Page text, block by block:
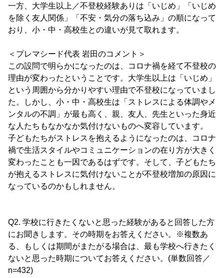
一方、大学生以上／不登校経験ありは「いじめ」「いじめ
を除く友人関係」「不安・気分の落ち込み」の順になって
おり、小・中・高校生との違いが見て取れます。
＜プレマシード代表 岩田のコメント＞
この設問で明らかになったのは、コロナ禍を経て不登校の
理由が変わったということです。大学生以上は「いじめ」
という周囲から分かりやすい理由で不登校になっていまし
た。しかし、小・中・高校生は「ストレスによる体調やメ
ンタルの不調」が最も高く、親、友人、先生といった身近
な人たちもなかなか気付けないものへ変容しています。
子どもたちがストレスを抱えるようになったのは、コロナ
禍で生活スタイルやコミュニケーションの在り方が大きく
変わったことも一因であるはずです。そして、子どもたち
が抱えるストレスに気付けないことが不登校増加の原因に
なっているのかもしれません。
Q2. 学校に行きたくないと思った経験があると回答した方
にお聞きします。その時期をお答えください。※複数あ
る、もしくは期間がまたがる場合は、最も学校へ行きたく
ないと思った時期についてお答えください。(単数回答／
n=432)